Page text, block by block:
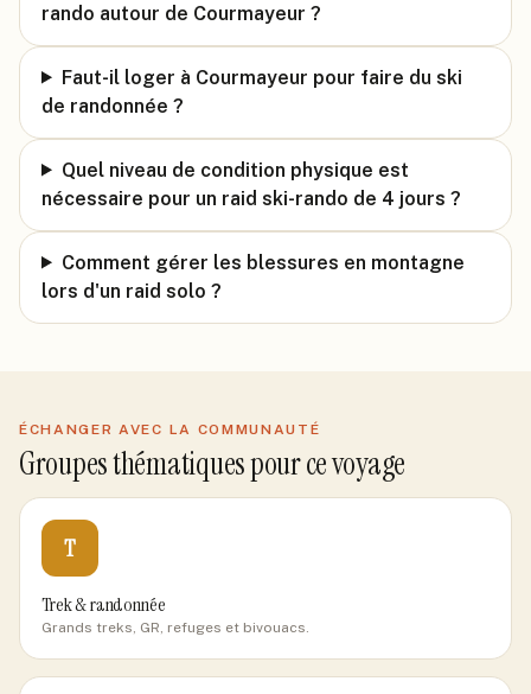
rando autour de Courmayeur ?
Faut-il loger à Courmayeur pour faire du ski
de randonnée ?
Quel niveau de condition physique est
nécessaire pour un raid ski-rando de 4 jours ?
Comment gérer les blessures en montagne
lors d'un raid solo ?
ÉCHANGER AVEC LA COMMUNAUTÉ
Groupes thématiques pour ce voyage
T
Trek & randonnée
Grands treks, GR, refuges et bivouacs.